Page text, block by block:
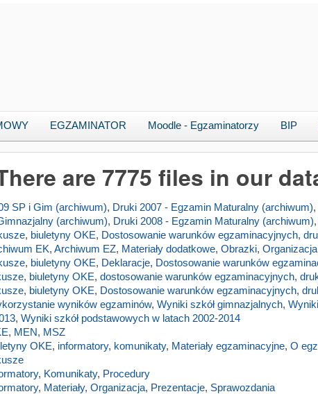
EGZAMINATOR Moodle - Egzaminatorzy BIP
are 7775 files in our
SP i Gim (archiwum), Druki 2007 - Egzamin Maturalny (archiwum),
(archiwum), Druki 2008 - Egzamin Maturalny (archiwum),
, biuletyny OKE, Dostosowanie warunków egzaminacyjnych,
EK, Archiwum EZ, Materiały dodatkowe, Obrazki,
, biuletyny OKE, Deklaracje, Dostosowanie warunków
(233)
, biuletyny OKE, dostosowanie warunków egzaminacyjnych,
(152)
, biuletyny OKE, Dostosowanie warunków egzaminacyjnych,
wyników egzaminów, Wyniki szkół gimnazjalnych,
, Wyniki szkół podstawowych w latach 2002-2014
, MEN, MSZ
OKE, informatory, komunikaty, Materiały egzaminacyjne, O
(436)
, Komunikaty, Procedury
, Materiały, Organizacja, Prezentacje, Sprawozdania